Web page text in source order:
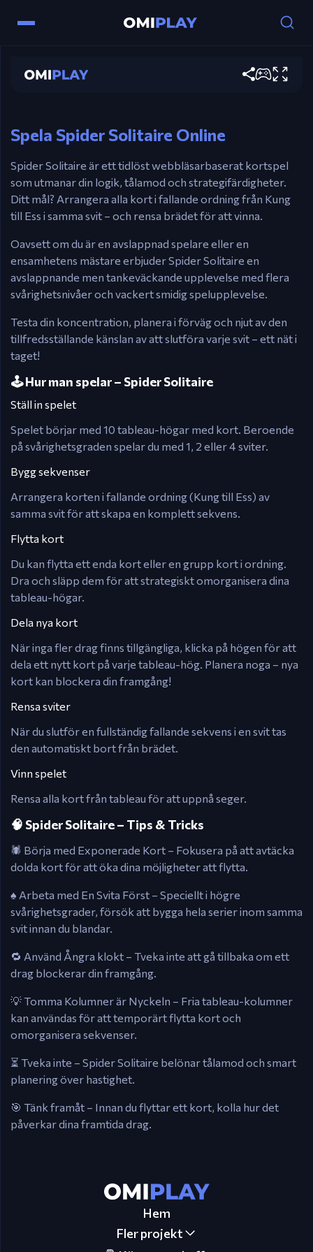
Spider Solitaire
Kontroller
Mus– Klicka och dra kort för att flytta dem.
Touchscreen
– Tryck eller dra kort för att spela
Spela Spider Solitaire Online
Spider Solitaire är ett tidlöst webbläsarbaserat kortspel
som utmanar din logik, tålamod och strategifärdigheter.
Ditt mål? Arrangera alla kort i fallande ordning från Kung
till Ess i samma svit – och rensa brädet för att vinna.
Oavsett om du är en avslappnad spelare eller en
ensamhetens mästare erbjuder Spider Solitaire en
avslappnande men tankeväckande upplevelse med flera
svårighetsnivåer och vackert smidig spelupplevelse.
Testa din koncentration, planera i förväg och njut av den
tillfredsställande känslan av att slutföra varje svit – ett nät i
taget!
🕹️ Hur man spelar – Spider Solitaire
Ställ in spelet
Spelet börjar med 10 tableau-högar med kort. Beroende
på svårighetsgraden spelar du med 1, 2 eller 4 sviter.
Bygg sekvenser
Arrangera korten i fallande ordning (Kung till Ess) av
samma svit för att skapa en komplett sekvens.
Flytta kort
Du kan flytta ett enda kort eller en grupp kort i ordning.
Dra och släpp dem för att strategiskt omorganisera dina
tableau-högar.
Dela nya kort
När inga fler drag finns tillgängliga, klicka på högen för att
dela ett nytt kort på varje tableau-hög. Planera noga – nya
kort kan blockera din framgång!
Rensa sviter
När du slutför en fullständig fallande sekvens i en svit tas
den automatiskt bort från brädet.
Vinn spelet
Rensa alla kort från tableau för att uppnå seger.
🧠 Spider Solitaire – Tips & Tricks
🕷️ Börja med Exponerade Kort – Fokusera på att avtäcka
dolda kort för att öka dina möjligheter att flytta.
♠️ Arbeta med En Svita Först – Speciellt i högre
svårighetsgrader, försök att bygga hela serier inom samma
svit innan du blandar.
🔁 Använd Ångra klokt – Tveka inte att gå tillbaka om ett
drag blockerar din framgång.
💡 Tomma Kolumner är Nyckeln – Fria tableau-kolumner
kan användas för att temporärt flytta kort och
omorganisera sekvenser.
⏳ Tveka inte – Spider Solitaire belönar tålamod och smart
planering över hastighet.
🎯 Tänk framåt – Innan du flyttar ett kort, kolla hur det
påverkar dina framtida drag.
Hem
Fler projekt